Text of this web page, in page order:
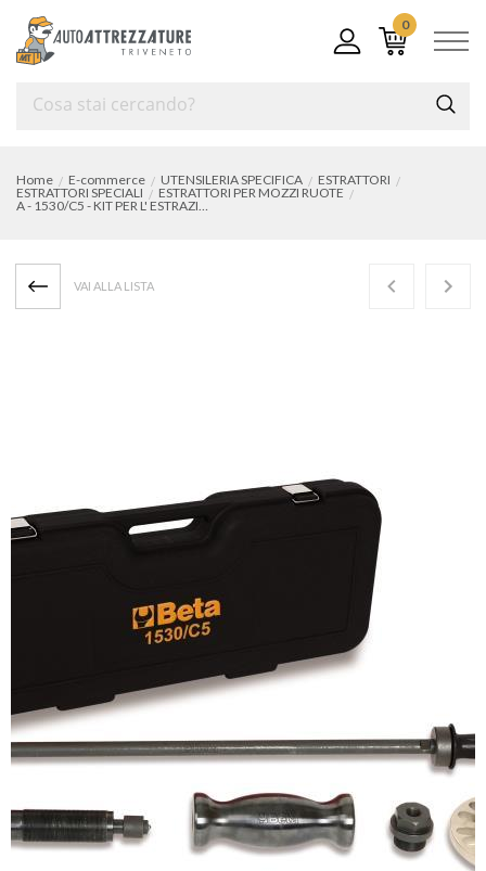
0
Home E-commerce UTENSILERIA SPECIFICA
ESTRATTORI
ESTRATTORI SPECIALI
ESTRATTORI PER MOZZI RUOTE
A - 1530/C5 - KIT PER L' ESTRAZIONE DEI MOZZI
VAI ALLA LISTA